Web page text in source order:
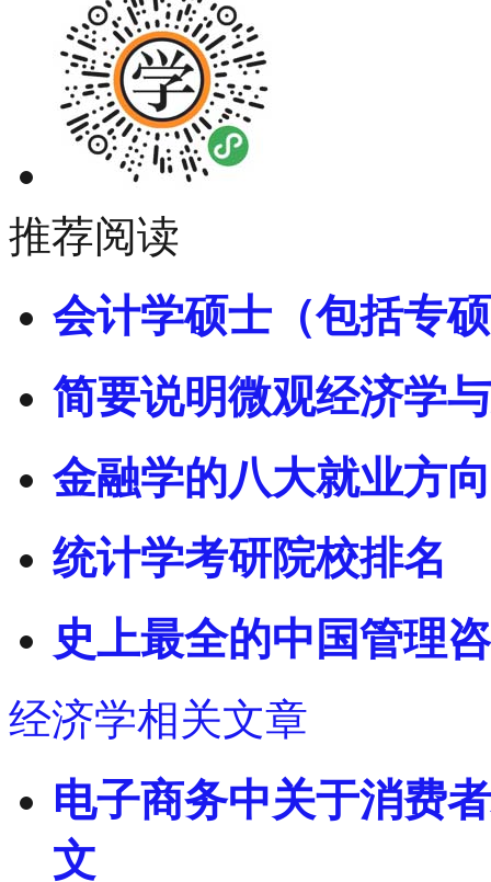
推荐阅读
会计学硕士（包括专
简要说明微观经济学
金融学的八大就业方
统计学考研院校排名
史上最全的中国管理
经济学相关文章
电子商务中关于消费
文